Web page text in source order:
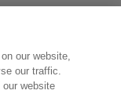
our website,
our traffic.
website